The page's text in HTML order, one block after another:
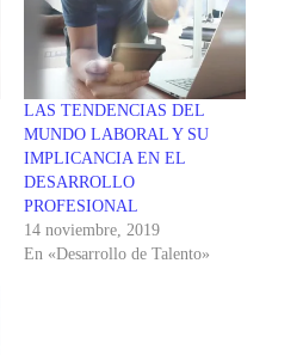
LAS TENDENCIAS DEL
MUNDO LABORAL Y SU
IMPLICANCIA EN EL
DESARROLLO
PROFESIONAL
14 noviembre, 2019
En «Desarrollo de Talento»